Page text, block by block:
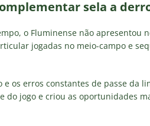
sela a
o Fluminense não apresentou
jogadas no meio-campo e
e os erros constantes de passe da
do jogo e criou as oportunidades